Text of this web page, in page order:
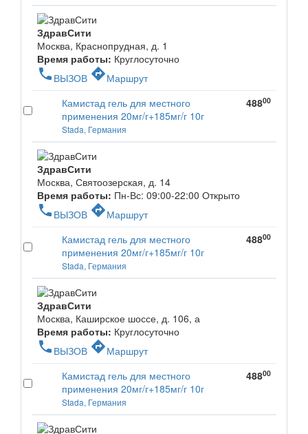
ЗдравСити
Москва, Краснопрудная, д. 1
Время работы: Круглосуточно
phone ВЫЗОВ directionsМаршрут
Камистад гель для местного
применения 20мг/г+185мг/г 10г
Stada, Германия
48800
ЗдравСити
Москва, Святоозерская, д. 14
Время работы: Пн-Вс: 09:00-22:00 Открыто
phone ВЫЗОВ directionsМаршрут
Камистад гель для местного
применения 20мг/г+185мг/г 10г
Stada, Германия
48800
ЗдравСити
Москва, Каширское шоссе, д. 106, а
Время работы: Круглосуточно
phone ВЫЗОВ directionsМаршрут
Камистад гель для местного
применения 20мг/г+185мг/г 10г
Stada, Германия
48800